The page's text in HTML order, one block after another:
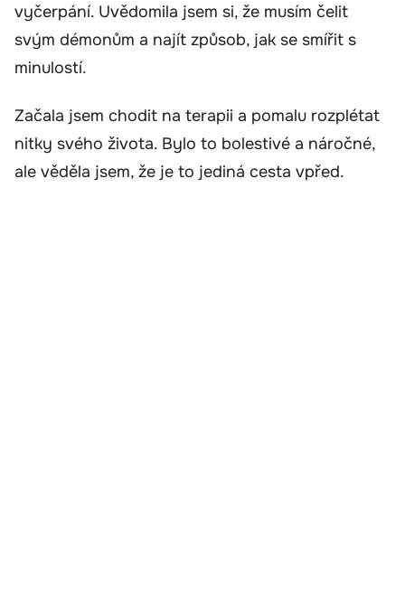
vyčerpání. Uvědomila jsem si, že musím čelit
svým démonům a najít způsob, jak se smířit s
minulostí.
Začala jsem chodit na terapii a pomalu rozplétat
nitky svého života. Bylo to bolestivé a náročné,
ale věděla jsem, že je to jediná cesta vpřed.